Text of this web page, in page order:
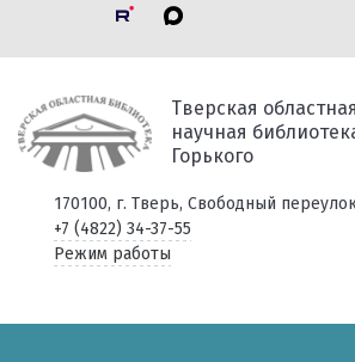
Тверская
научная
Горького
170100, г. Тверь, Свободный
+7 (4822) 34-37-55
Режим работы